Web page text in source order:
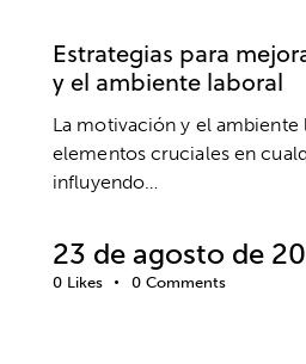
Estrategias para
y el ambiente laboral
La motivación y el ambiente
elementos cruciales en
influyendo…
23 de agosto de
0 Likes 0 Comments